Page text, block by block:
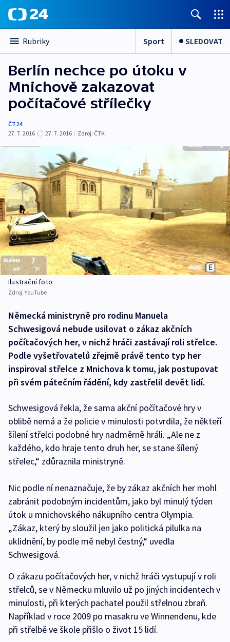
Rubriky Sport SLEDOVAT
Berlín nechce po útoku v
Mnichově zakazovat
počítačové střílečky
ČT24
27. 7. 2016
27. 7. 2016 | Zdroj: ČTK
Ilustrační foto
Zdroj:YouTube
Německá ministryně pro rodinu Manuela
Schwesigová nebude usilovat o zákaz akčních
počítačových her, v nichž hráči zastávají roli střelce.
Podle vyšetřovatelů zřejmě právě tento typ her
inspiroval střelce z Mnichova k tomu, jak postupovat
při svém pátečním řádění, kdy zastřelil devět lidí.
Schwesigová řekla, že sama akční počítačové hry v
oblibě nemá a že policie v minulosti potvrdila, že někteří
šílení střelci podobné hry nadměrně hráli. „Ale ne z
každého, kdo hraje tento druh her, se stane šílený
střelec,“ zdůraznila ministryně.
Nic podle ní nenaznačuje, že by zákaz akčních her mohl
zabránit podobným incidentům, jako byl minulý týden
útok u mnichovského nákupního centra Olympia.
„Zákaz, který by sloužil jen jako politická pilulka na
uklidnění, by podle mě nebyl čestný,“ uvedla
Schwesigová.
O zákazu počítačových her, v nichž hráči vystupují v roli
střelců, se v Německu mluvilo už po jiných incidentech v
minulosti, při kterých pachatel použil střelnou zbraň.
Například v roce 2009 po masakru ve Winnendenu, kde
při střelbě ve škole přišlo o život 15 lidí.